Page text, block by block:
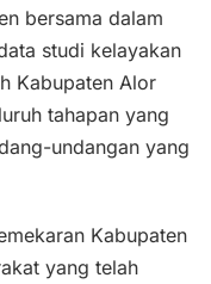
bersama dalam
studi kelayakan
Kabupaten Alor
tahapan yang
undangan yang
Kabupaten
yang telah